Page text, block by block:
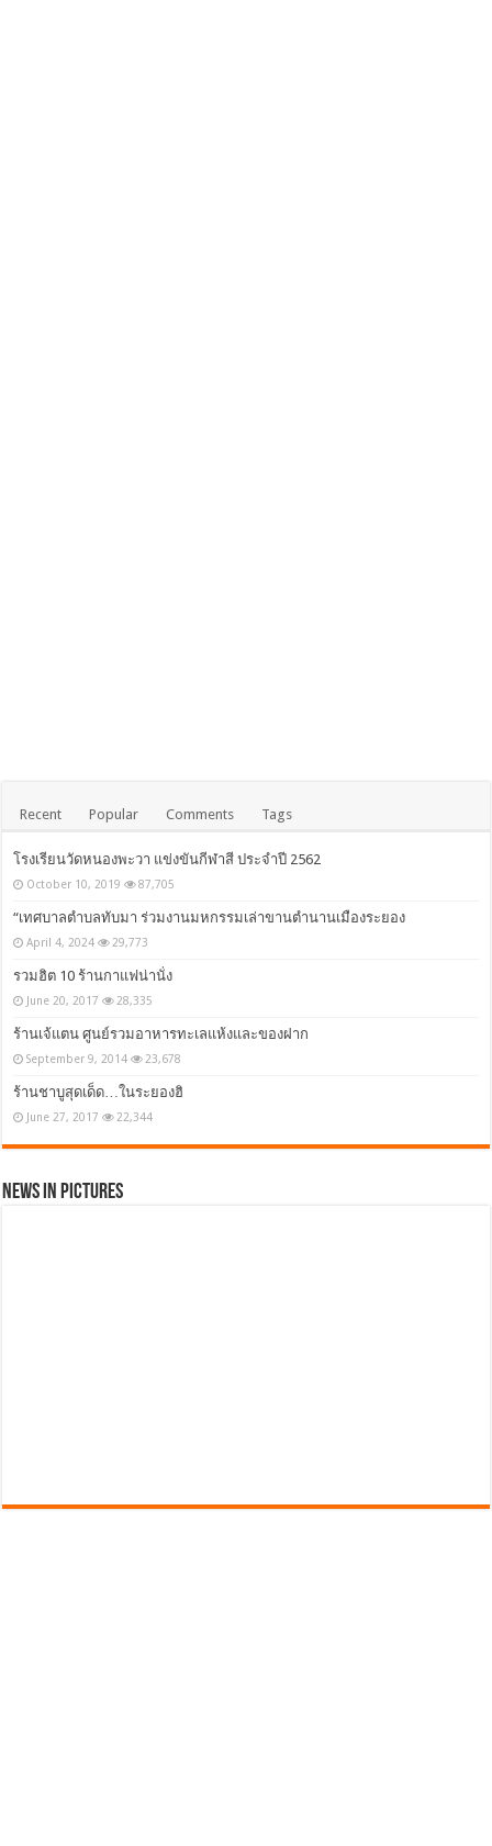
Recent Popular Comments Tags
โรงเรียนวัดหนองพะวา แข่งขันกีฬาสี ประจำปี 2562
October 10, 2019 87,705
“เทศบาลตำบลทับมา ร่วมงานมหกรรมเล่าขานตำนานเมืองระยอง
April 4, 2024 29,773
รวมฮิต 10 ร้านกาแฟน่านั่ง
June 20, 2017 28,335
ร้านเจ้แตน ศูนย์รวมอาหารทะเลแห้งและของฝาก
September 9, 2014 23,678
ร้านชาบูสุดเด็ด…ในระยองฮิ
June 27, 2017 22,344
News in Pictures